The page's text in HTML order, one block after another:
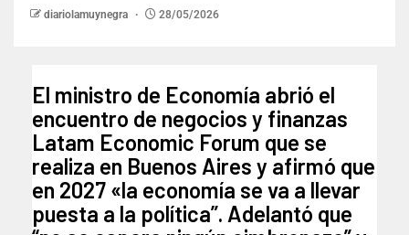
diariolamuynegra 28/05/2026
El ministro de Economía abrió el
encuentro de negocios y finanzas
Latam Economic Forum que se
realiza en Buenos Aires y afirmó que
en 2027 «la economía se va a llevar
puesta a la política”. Adelantó que